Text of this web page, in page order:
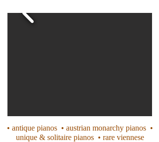
• antique pianos • austrian monarchy pianos •
unique & solitaire pianos • rare viennese